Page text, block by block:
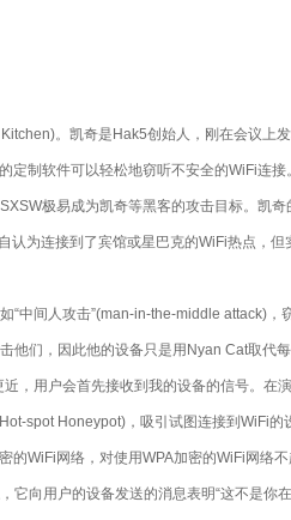
。凯奇是Hak5创始人，刚在会议上
制软件可以轻松地窃听不安全的WiFi连接
极易成为凯奇等黑客的攻击目标。凯
为连接到了宾馆或星巴克的WiFi热点，但
“中间人攻击”(man-in-the-middle attack)
他们，因此他的设备只是用Nyan Cat取代每
，用户会首先接收到我的设备的信号。在
spot Honeypot)，吸引试图连接到WiFi
WiFi网络，对使用WPA加密的WiFi网络不
它向用户的设备发送的消息表明“这不是你